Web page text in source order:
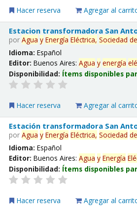
Hacer reserva Agregar al
Estacion transformadora San
porAgua y Energía Eléctrica, Sociedad de
Idioma:Español
Editor:Buenos Aires:Agua y energía
Disponibilidad: Ítems disponibles
Hacer reserva Agregar al
Estación transformadora San
porAgua y Energía Eléctrica, Sociedad de
Idioma:Español
Editor:Buenos Aires:Agua y Energía
Disponibilidad: Ítems disponibles
Hacer reserva Agregar al